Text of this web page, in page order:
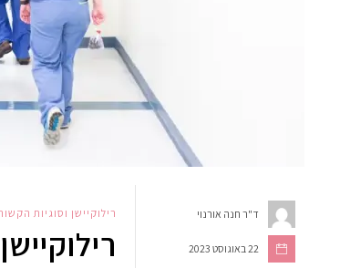
ד"ר חנה אורנוי
22 באוגוסט 2023
רילוקיישן וסוגיות